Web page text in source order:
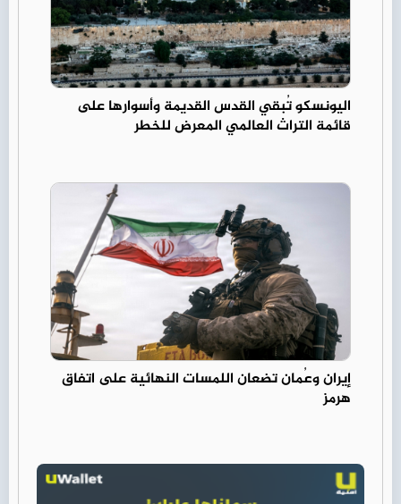
اليونسكو تُبقي القدس القديمة وأسوارها على
قائمة التراث العالمي المعرض للخطر
إيران وعُمان تضعان اللمسات النهائية على اتفاق
هرمز